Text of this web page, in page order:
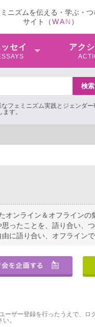
ニズムを伝える・学ぶ・つ
サイト（WAN ）
セイ アク
フェミニズム実践とジェンダー
す。
オンライン＆オフライン
ったことを、語り合い、
に語り合い、オフライン
ーザー登録を行ったうえで、ロ
。